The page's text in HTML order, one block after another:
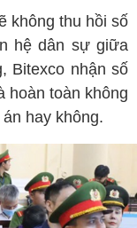
không thu hồi số
hệ dân sự giữa
Bitexco nhận số
hoàn toàn không
hay không.